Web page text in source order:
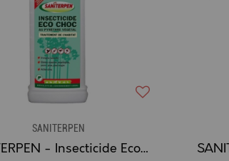
SANITERPEN
SANITERPEN - Insecticide Ecochoc 1 L